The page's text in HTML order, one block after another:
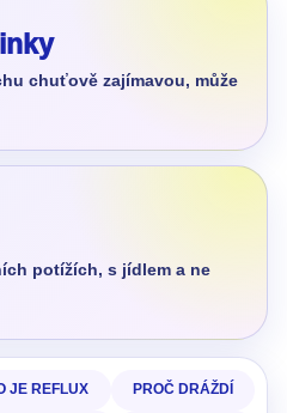
chuťově zajímavou, může
potížích, s jídlem a ne
JE REFLUX PROČ DRÁŽDÍ